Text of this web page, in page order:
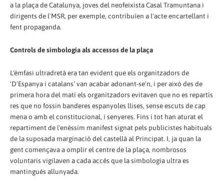
a la plaça de Catalunya, joves del neofeixista Casal Tramuntana i
dirigents de l'MSR, per exemple, contribuïen a l'acte encartellant i
fent propaganda.
Controls de simbologia als accessos de la plaça
L'èmfasi ultradretà era tan evident que els organitzadors de
'D'Espanya i catalans' van acabar adonant-se'n, i per això des de
primera hora del matí els organitzadors evitaven que no es repartís
res que no fossin banderes espanyoles llises, sense escuts de cap
mena o amb el constitucional, i senyeres. Fins i tot han aturat el
repartiment de l'enèssim manifest signat pels publicistes habituals
de la suposada marginació del castellà al Principat. I, ja quan la
gent començava a omplir el centre de la plaça, nombrosos
voluntaris vigilaven a cada accés que la simbologia ultra es
mantingués allunyada.